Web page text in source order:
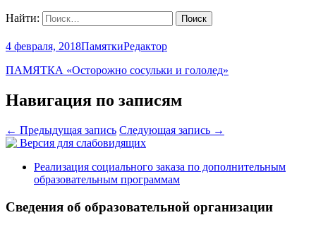
Найти:
4 февраля, 2018ПамяткиРедактор
ПАМЯТКА «Осторожно сосульки и гололед»
Навигация по записям
← Предыдущая запись Следующая запись →
Версия для слабовидящих
Реализация социального заказа по дополнительным
образовательным программам
Сведения об образовательной организации